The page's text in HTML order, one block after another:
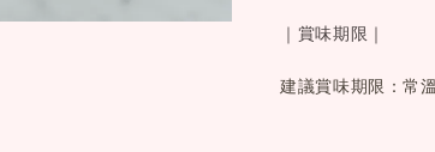
｜賞味期限｜
建議賞味期限：常